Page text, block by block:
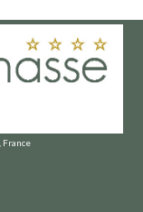
France